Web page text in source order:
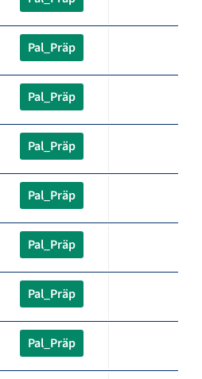
Pal_Präp
Pal_Präp
Pal_Präp
Pal_Präp
Pal_Präp
Pal_Präp
Pal_Präp